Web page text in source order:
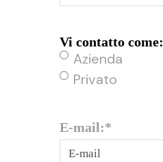
Vi contatto come:
Azienda
Privato
E-mail:*